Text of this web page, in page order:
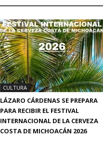
CULTURA
LÁZARO CÁRDENAS SE PREPARA
PARA RECIBIR EL FESTIVAL
INTERNACIONAL DE LA CERVEZA
COSTA DE MICHOACÁN 2026